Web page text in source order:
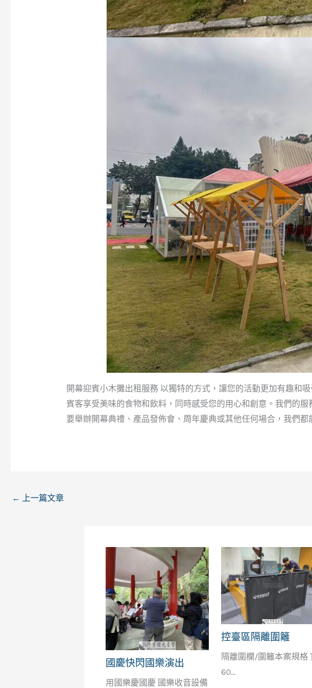
開幕迎賓小木攤出租服務 以獨特的方式，讓您的活動更加有趣和
賓客享受美味的食物和飲料，同時感受您的用心和創意。我們的
要舉辦開幕典禮、產品發佈會、周年慶典或其他任何場合，我們
← 上一篇文章
國慶快閃國樂演出
用國樂慶國慶 國樂收音設備
控臺區隔離圍籬
隔離圍欄/圍籬本案規格
60...